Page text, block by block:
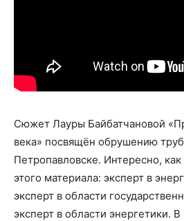
Сюжет Лауры Байбатчановой
века» посвящён обрушению
Петропавловске. Интересно,
этого материала: эксперт в
эксперт в области
эксперт в области энергетики.